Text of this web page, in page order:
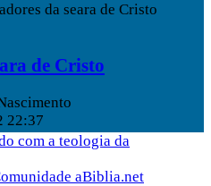
da seara de Cristo
de Cristo
22:37
com a teologia da
aBiblia.net